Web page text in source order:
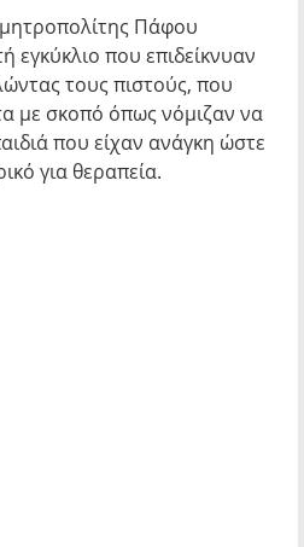
Πάφου
εγκύκλιο που επιδείκνυαν
τους πιστούς, που
με σκοπό όπως νόμιζαν να
που είχαν ανάγκη ώστε
για θεραπεία.